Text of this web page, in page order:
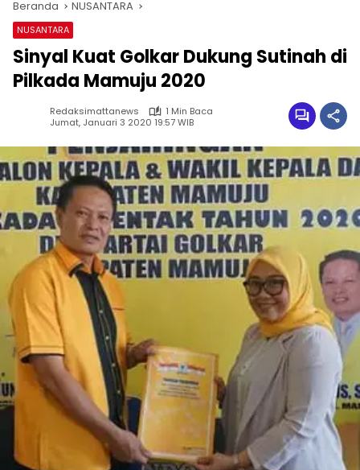
Beranda NUSANTARA
NUSANTARA
Sinyal Kuat Golkar Dukung Sutinah di
Pilkada Mamuju 2020
Redaksimattanews
1 Min Baca
Jumat, Januari 3 2020 19:57 WIB